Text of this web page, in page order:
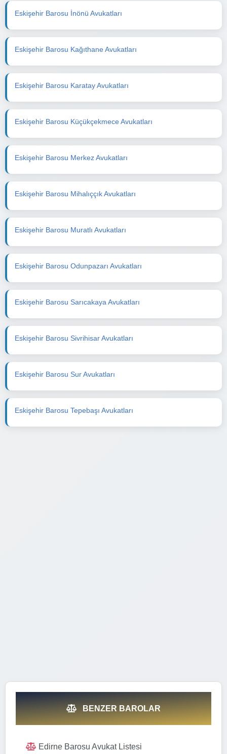
Eskişehir Barosu İnönü Avukatları
Eskişehir Barosu Kağıthane Avukatları
Eskişehir Barosu Karatay Avukatları
Eskişehir Barosu Küçükçekmece Avukatları
Eskişehir Barosu Merkez Avukatları
Eskişehir Barosu Mihalıççık Avukatları
Eskişehir Barosu Muratlı Avukatları
Eskişehir Barosu Odunpazarı Avukatları
Eskişehir Barosu Sarıcakaya Avukatları
Eskişehir Barosu Sivrihisar Avukatları
Eskişehir Barosu Sur Avukatları
Eskişehir Barosu Tepebaşı Avukatları
BENZER BAROLAR
Edirne Barosu Avukat Listesi